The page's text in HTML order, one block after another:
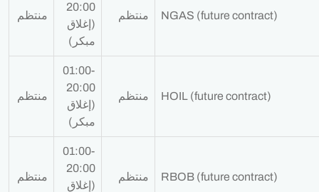
NGAS (future contract) منتظم
20:00
(إغلاق
مبكر)
منتظم
HOIL (future contract) منتظم
01:00-
20:00
(إغلاق
مبكر)
منتظم
RBOB (future contract) منتظم
01:00-
20:00
(إغلاق
منتظم